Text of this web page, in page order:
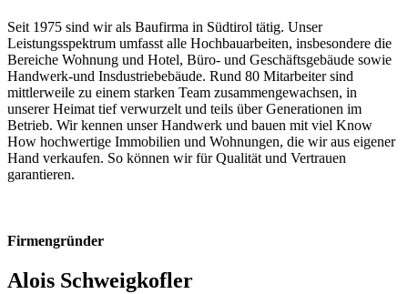
Seit 1975 sind wir als Baufirma in Südtirol tätig. Unser
Leistungsspektrum umfasst alle Hochbauarbeiten, insbesondere die
Bereiche Wohnung und Hotel, Büro- und Geschäftsgebäude sowie
Handwerk-und Insdustriebebäude. Rund 80 Mitarbeiter sind
mittlerweile zu einem starken Team zusammengewachsen, in
unserer Heimat tief verwurzelt und teils über Generationen im
Betrieb. Wir kennen unser Handwerk und bauen mit viel Know
How hochwertige Immobilien und Wohnungen, die wir aus eigener
Hand verkaufen. So können wir für Qualität und Vertrauen
garantieren.
Firmengründer
Alois Schweigkofler